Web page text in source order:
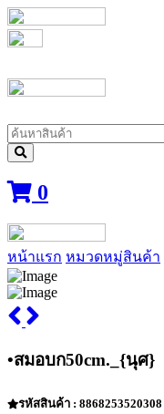
0
หน้าแรก หมวดหมู่สินค้า
•สมอบก50cm._{นุศ}
รหัสสินค้า : 8868253520308